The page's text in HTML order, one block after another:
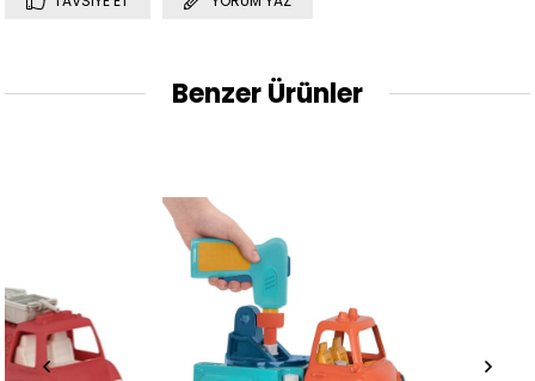
Benzer Ürünler